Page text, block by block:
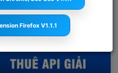
Firefox V1.1.1